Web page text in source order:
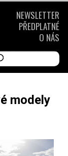
modely
NEWSLETTER
PŘEDPLATNÉ
O NÁS